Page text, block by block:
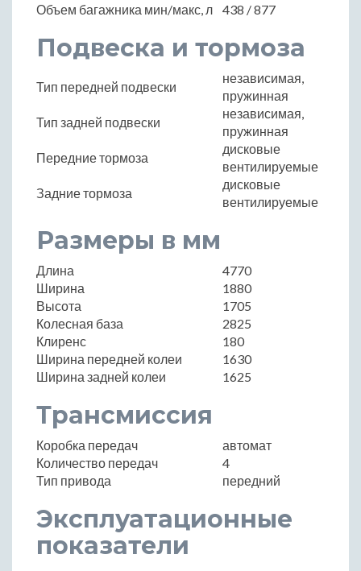
Объем багажника мин/макс, л
438 / 877
Подвеска и тормоза
Тип передней подвески
независимая,
пружинная
Тип задней подвески
независимая,
пружинная
Передние тормоза
дисковые
вентилируемые
Задние тормоза
дисковые
вентилируемые
Размеры в мм
Длина
4770
Ширина
1880
Высота
1705
Колесная база
2825
Клиренс
180
Ширина передней колеи
1630
Ширина задней колеи
1625
Трансмиссия
Коробка передач
автомат
Количество передач
4
Тип привода
передний
Эксплуатационные
показатели